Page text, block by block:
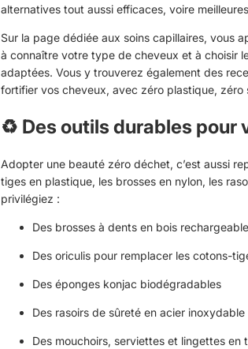
alternatives tout aussi efficaces, voire
Sur la page dédiée aux soins capillaires, vous
à connaître votre type de cheveux et à choisir
adaptées. Vous y trouverez également des
fortifier vos cheveux, avec zéro plastique, zéro
♻️ Des outils durables pour
Adopter une beauté zéro déchet, c’est aussi
tiges en plastique, les brosses en nylon, les
privilégiez :
Des brosses à dents en bois
Des oriculis pour remplacer les cotons-
Des éponges konjac biodégradables
Des rasoirs de sûreté en acier inoxydable
Des mouchoirs, serviettes et lingettes en